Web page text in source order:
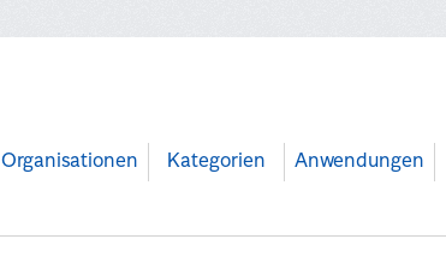
Organisationen Kategorien Anwendungen